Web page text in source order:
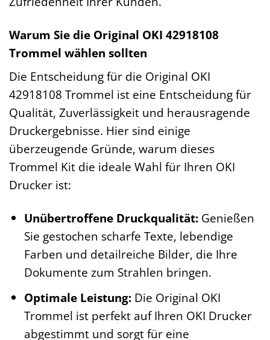
Warum Sie die Original OKI 42918108
Trommel wählen sollten
Die Entscheidung für die Original OKI
42918108 Trommel ist eine Entscheidung für
Qualität, Zuverlässigkeit und herausragende
Druckergebnisse. Hier sind einige
überzeugende Gründe, warum dieses
Trommel Kit die ideale Wahl für Ihren OKI
Drucker ist:
Unübertroffene Druckqualität:Genießen
Sie gestochen scharfe Texte, lebendige
Farben und detailreiche Bilder, die Ihre
Dokumente zum Strahlen bringen.
Optimale Leistung:Die Original OKI
Trommel ist perfekt auf Ihren OKI Drucker
abgestimmt und sorgt für eine